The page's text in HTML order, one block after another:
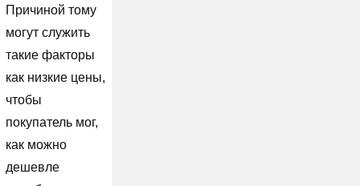
Причиной тому
могут служить
такие факторы
как низкие цены,
чтобы
покупатель мог,
как можно
дешевле